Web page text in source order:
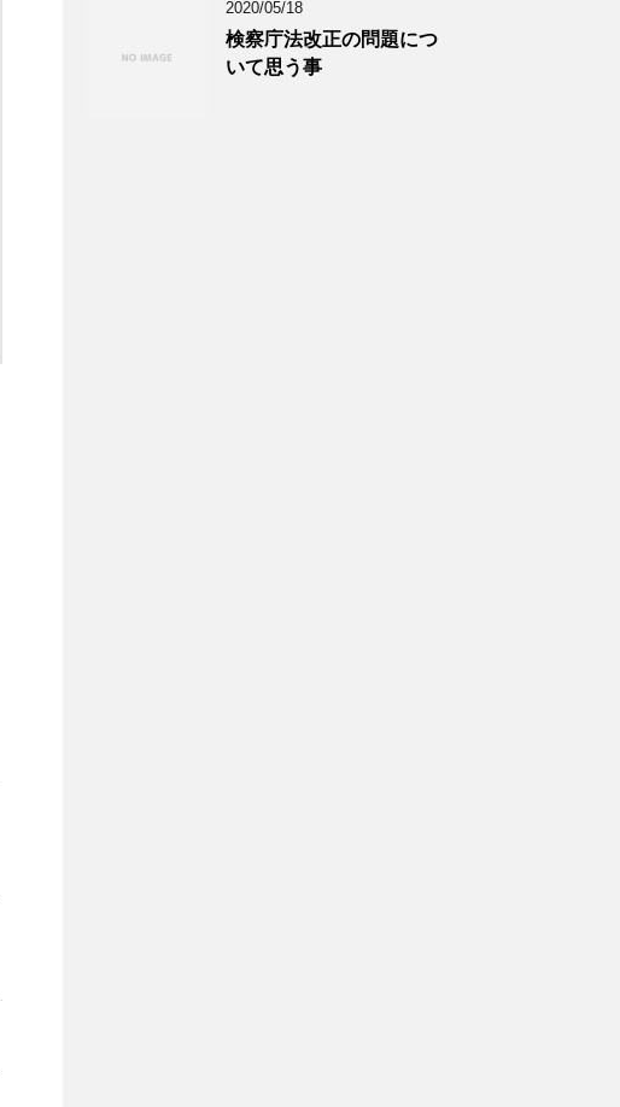
2020/05/18
検察庁法改正の問題につ
いて思う事